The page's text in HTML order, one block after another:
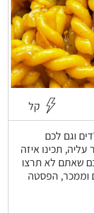
קל
וגם לכם
תכינו איזה
שאתם לא תרצו
וממכר, הפסטה